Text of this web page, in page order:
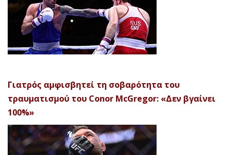
Γιατρός αμφισβητεί τη σοβαρότητα του
τραυματισμού του Conor McGregor: «Δεν βγαίνει
100%»